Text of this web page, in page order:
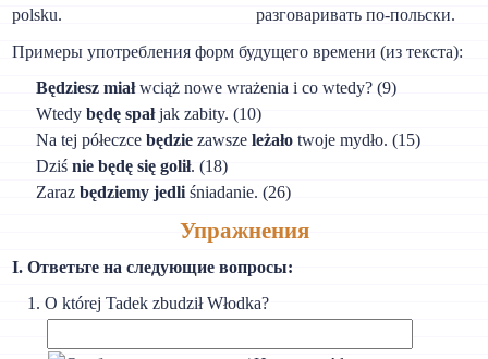
polsku.
разговаривать по-польски.
Примеры употребления форм будущего времени (из текста):
Będziesz miałwciąż nowe wrażenia i co wtedy? (9)
Wtedy będę spałjak zabity. (10)
Na tej półeczce będziezawsze leżałotwoje mydło. (15)
Dziś nie będę się golił. (18)
Zaraz będziemy jedliśniadanie. (26)
Упражнения
I. Ответьте на следующие вопросы:
О której Tadek zbudził Włodka?